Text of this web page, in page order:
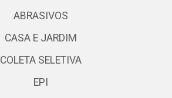
ABRASIVOS
CASA E JARDIM
COLETA SELETIVA
EPI